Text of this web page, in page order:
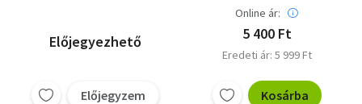
Előjegyezhető
Előjegyzem
Online ár:
5 400 Ft
Eredeti ár: 5 999 Ft
Kosárba